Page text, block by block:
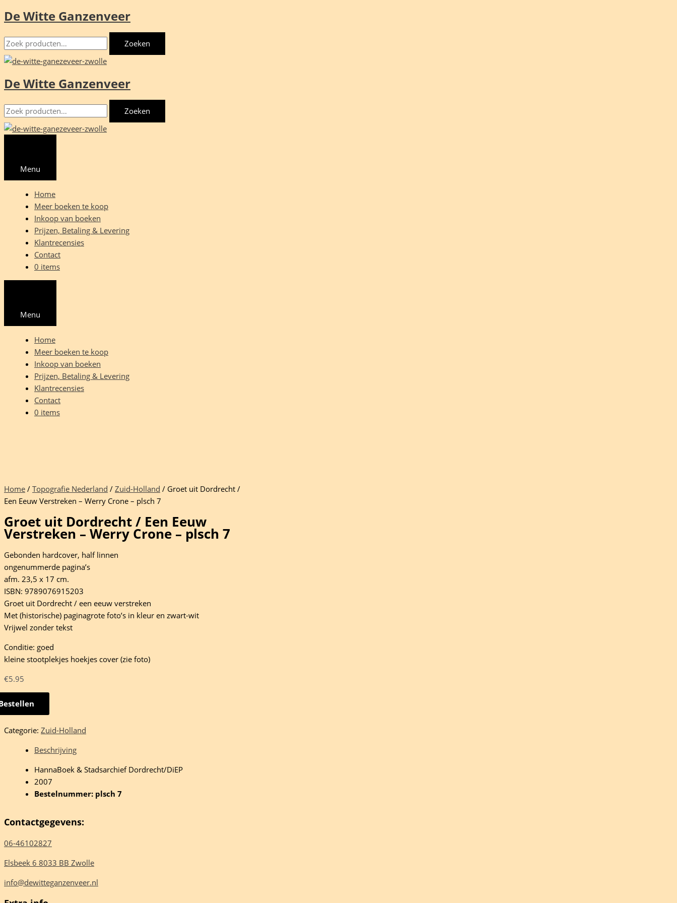
Ga
de
inhoud
De Witte Ganzenveer
Zoeken
naar:
Zoeken
De Witte Ganzenveer
Zoeken
naar:
Zoeken
Menu
Home
Meer boeken te koop
Inkoop van boeken
Prijzen, Betaling & Levering
Klantrecensies
Contact
0 items
Menu
Home
Meer boeken te koop
Inkoop van boeken
Prijzen, Betaling & Levering
Klantrecensies
Contact
0 items
Home / Topografie Nederland / Zuid-Holland / Groet uit Dordrecht /
Een Eeuw Verstreken – Werry Crone – plsch 7
Groet uit Dordrecht / Een Eeuw
Verstreken – Werry Crone – plsch 7
Gebonden hardcover, half linnen
ongenummerde pagina’s
afm. 23,5 x 17 cm.
ISBN: 9789076915203
Groet uit Dordrecht / een eeuw verstreken
Met (historische) paginagrote foto’s in kleur en zwart-wit
Vrijwel zonder tekst
Conditie: goed
kleine stootplekjes hoekjes cover (zie foto)
€5.95
Categorie: Zuid-Holland
Beschrijving
HannaBoek & Stadsarchief Dordrecht/DiEP
2007
Bestelnummer: plsch 7
Contactgegevens:
06-46102827
Elsbeek 6 8033 BB Zwolle
info@dewitteganzenveer.nl